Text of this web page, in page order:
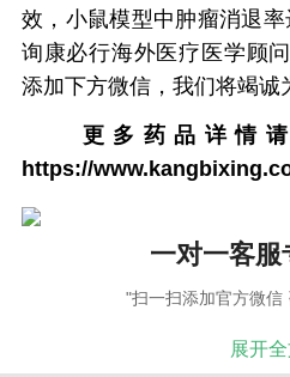
效，小鼠模型中肿瘤消退
询康必行海外医疗医学顾
添加下方微信，我们将竭诚
更多药品详情
https://
一对一客服
"扫一扫添加官方微信
展开